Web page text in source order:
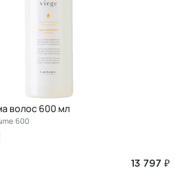
волос 600 мл
600
13 797 ₽